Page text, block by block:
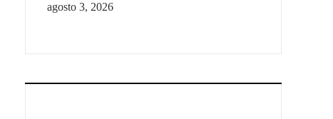
agosto 3, 2026